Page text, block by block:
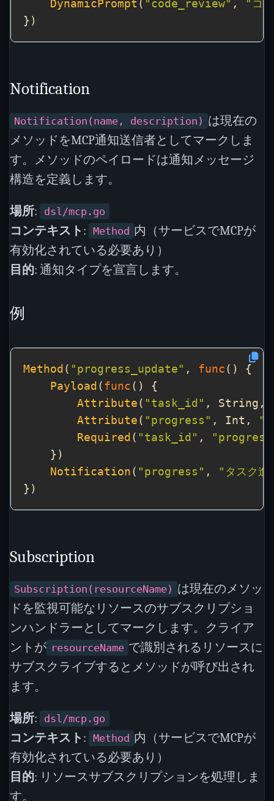
DynamicPrompt ( "code_review" ,
"コ
Notification
Notification(name, description) は現在の
メソッドをMCP通知送信者としてマークしま
す。メソッドのペイロードは通知メッセージ
構造を定義します。
場所: dsl/mcp.go
コンテキスト : Method 内（サービスでMCPが
有効化されている必要あり）
目的: 通知タイプを宣言します。
例
Method ( "progress_update" , func
Payload ( func
Attribute ( "task_id" , String,
Attribute ( "progress" , Int,
"
Required ( "task_id" ,
Notification ( "progress" ,
"タスク進
Subscription
Subscription(resourceName) は現在のメソッ
ドを監視可能なリソースのサブスクリプショ
ンハンドラーとしてマークします。クライア
ントが resourceName で識別されるリソースに
サブスクライブするとメソッドが呼び出され
ます。
場所: dsl/mcp.go
コンテキスト : Method 内（サービスでMCPが
有効化されている必要あり）
目的: リソースサブスクリプションを処理しま
す。